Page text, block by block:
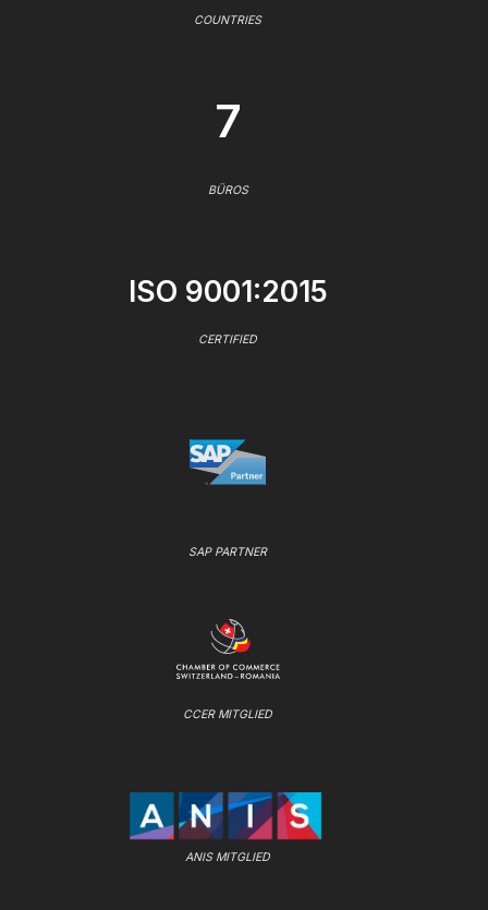
COUNTRIES
7
BÜROS
ISO 9001:2015
CERTIFIED
SAP PARTNER
CCER MITGLIED
ANIS MITGLIED